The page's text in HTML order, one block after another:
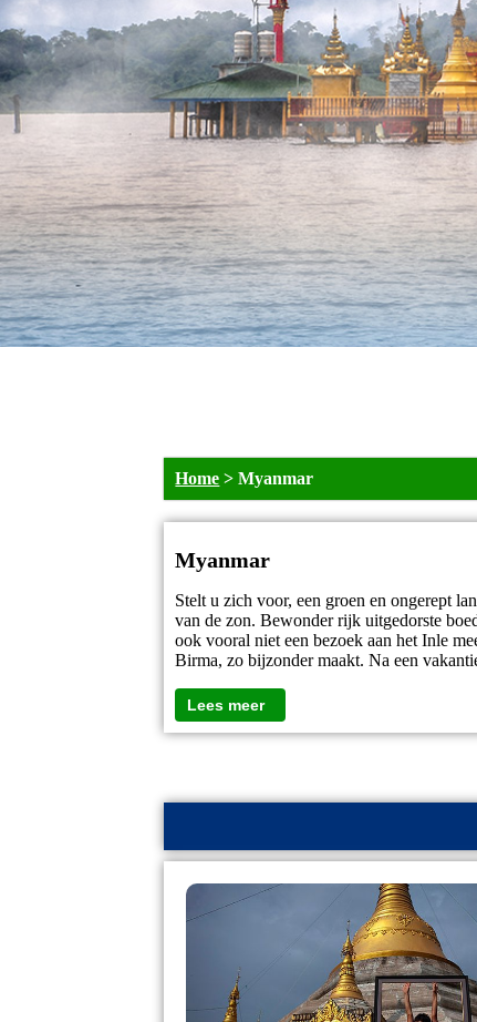
Home >Myanmar
Myanmar
Stelt u zich voor, een groen en ongerept
van de zon. Bewonder rijk uitgedorste
ook vooral niet een bezoek aan het Inle
Birma, zo bijzonder maakt. Na een
Lees meer